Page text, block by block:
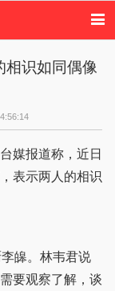
欧美娱乐
卦
相识如同偶像
报道称，近日
表示两人的相识
皞。林韦君说
要观察了解，谈